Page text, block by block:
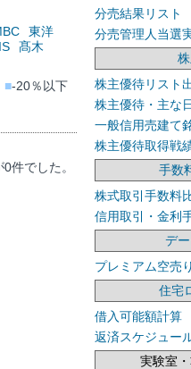
東洋
髙木
■-20％以下
件でした。
分売結果リスト
分売管理人当選
株主優待リスト
株主優待・主な
一般信用売建て
株主優待取得戦
手数
株式取引手数料
信用取引・金利
デ
プレミアム空売
住宅
借入可能額計算
返済スケジュー
実験室